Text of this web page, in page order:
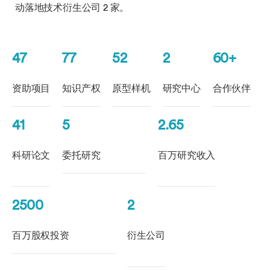
动落地技术衍生公司 2 家。
47
资助项目
77
知识产权
52
原型样机
2
研究中心
60+
合作伙伴
41
科研论文
5
委托研究
2.65
百万研究收入
2500
百万股权投资
2
衍生公司